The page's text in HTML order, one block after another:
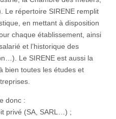
Le répertoire SIRENE remplit
en mettant à disposition
chaque établissement, ainsi
et l’historique des
Le SIRENE est aussi la
bien toutes les études et
donc :
privé (SA, SARL…) ;